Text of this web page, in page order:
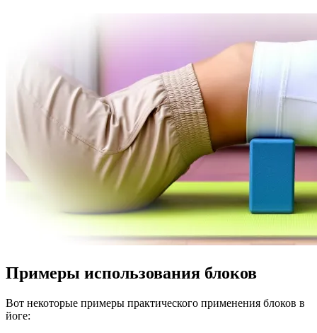
Примеры использования блоков
Вот некоторые примеры практического применения блоков в
йоге: